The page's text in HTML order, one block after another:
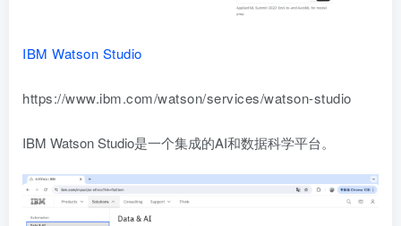
IBM Watson Studio
https://www.ibm.com/watson/services/watson-studio
IBM Watson Studio是一个集成的AI和数据科学平台。